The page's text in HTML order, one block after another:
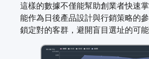
這樣的數據不僅能幫助創業者快速
能作為日後產品設計與行銷策略的
鎖定對的客群，避開盲目選址的可能